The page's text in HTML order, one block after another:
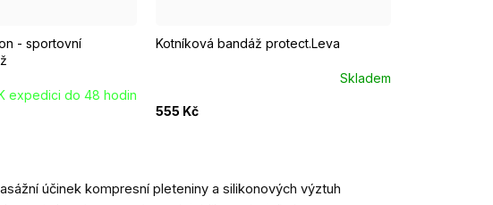
- sportovní
expedici do 48 hodin
Kotníková bandáž protect.Leva
Skladem
555 Kč
účinek kompresní pleteniny a silikonových výztuh